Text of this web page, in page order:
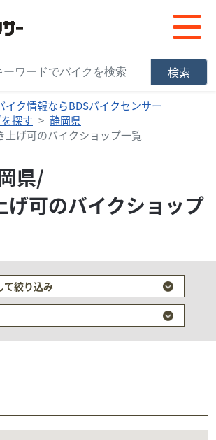
検索
イク情報ならBDSバイクセンサー
探す
静岡県
上げ可のバイクショップ一覧
県/
げ可のバイクショップ
て絞り込み